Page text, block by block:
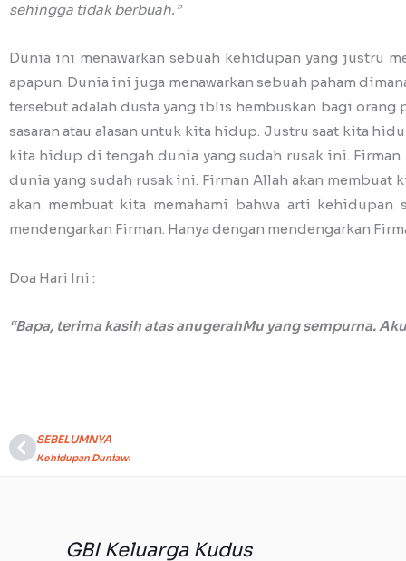
sehingga tidak berbuah.”
Dunia ini menawarkan sebuah kehidupan yang justru
apapun. Dunia ini juga menawarkan sebuah paham
tersebut adalah dusta yang iblis hembuskan bagi
sasaran atau alasan untuk kita hidup. Justru saat kita
kita hidup di tengah dunia yang sudah rusak ini.
dunia yang sudah rusak ini. Firman Allah akan membuat
akan membuat kita memahami bahwa arti
mendengarkan Firman. Hanya dengan mendengarkan
Doa Hari Ini :
“Bapa, terima kasih atas anugerahMu yang sempurna.
Prev
SEBELUMNYA
Kehidupan Duniawi
GBI Keluarga Kudus